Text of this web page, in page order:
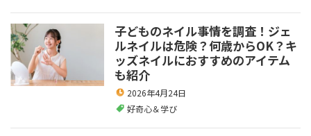
子どものネイル事情を調査！ジェ
ルネイルは危険？何歳からOK？キ
ッズネイルにおすすめのアイテム
も紹介
2026年4月24日
好奇心＆学び